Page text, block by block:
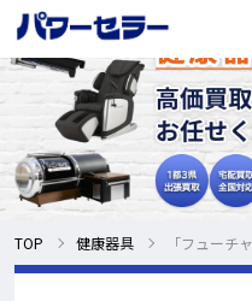
TOP 健康器具 「フューチ